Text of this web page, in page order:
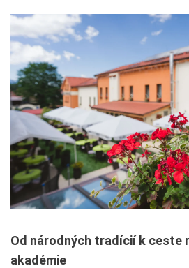
Od národných tradícií k ceste
akadémie